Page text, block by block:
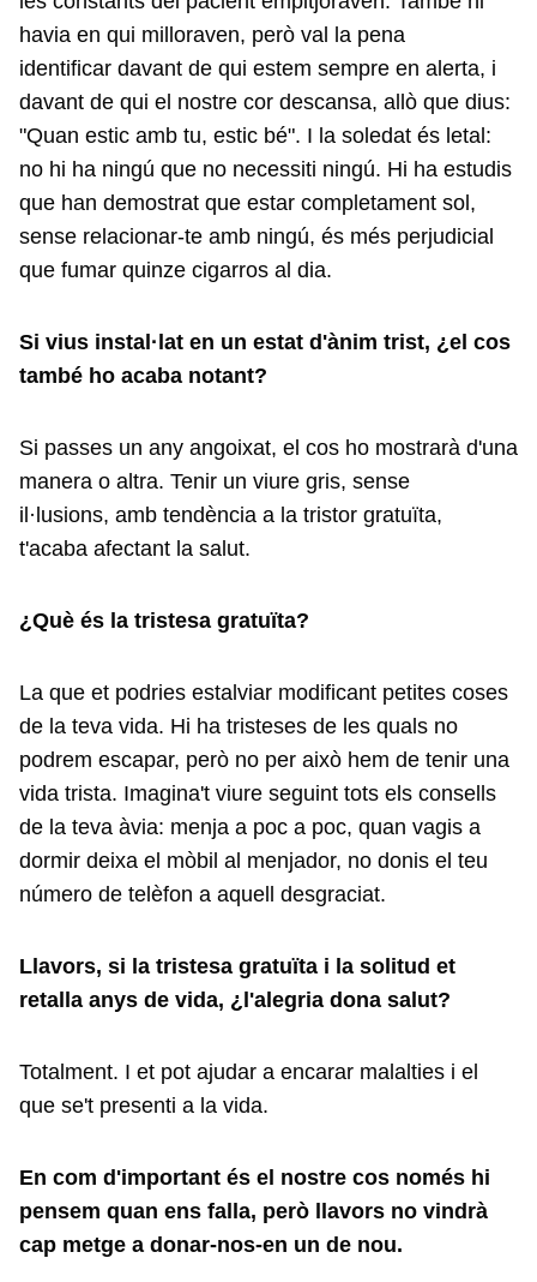
havia en qui milloraven, però val la pena
identificar davant de qui estem sempre en alerta, i
davant de qui el nostre cor descansa, allò que dius:
"Quan estic amb tu, estic bé". I la soledat és letal:
no hi ha ningú que no necessiti ningú. Hi ha estudis
que han demostrat que estar completament sol,
sense relacionar-te amb ningú, és més perjudicial
que fumar quinze cigarros al dia.
Si vius instal·lat en un estat d'ànim trist, ¿el cos
també ho acaba notant?
Si passes un any angoixat, el cos ho mostrarà d'una
manera o altra. Tenir un viure gris, sense
il·lusions, amb tendència a la tristor gratuïta,
t'acaba afectant la salut.
¿Què és la tristesa gratuïta?
La que et podries estalviar modificant petites coses
de la teva vida. Hi ha tristeses de les quals no
podrem escapar, però no per això hem de tenir una
vida trista. Imagina't viure seguint tots els consells
de la teva àvia: menja a poc a poc, quan vagis a
dormir deixa el mòbil al menjador, no donis el teu
número de telèfon a aquell desgraciat.
Llavors, si la tristesa gratuïta i la solitud et
retalla anys de vida, ¿l'alegria dona salut?
Totalment. I et pot ajudar a encarar malalties i el
que se't presenti a la vida.
En com d'important és el nostre cos només hi
pensem quan ens falla, però llavors no vindrà
cap metge a donar-nos-en un de nou.